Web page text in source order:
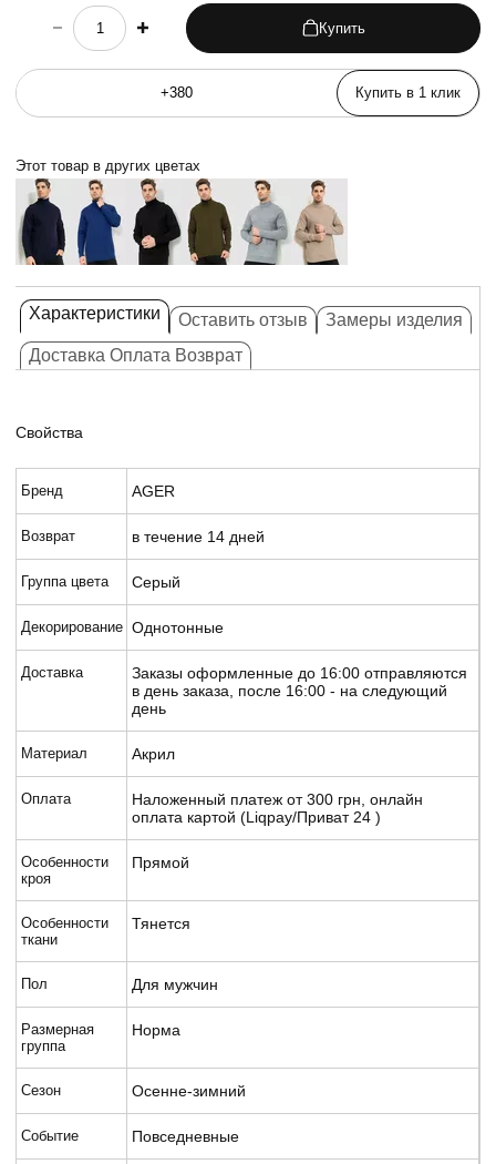
choose quantity Купить
Купить в 1 клик
Этот товар в других цветах
Характеристики Оставить отзыв
Замеры изделия
Доставка Оплата Возврат
Свойства
Бренд AGER
Возврат в течение 14 дней
Группа цвета Серый
Декорирование Однотонные
Доставка
Заказы оформленные до 16:00 отправляются
в день заказа, после 16:00 - на следующий
день
Материал Акрил
Оплата
Наложенный платеж от 300 грн, онлайн
оплата картой (Liqpay/Приват 24 )
Особенности
кроя
Прямой
Особенности
ткани
Тянется
Пол Для мужчин
Размерная
группа
Норма
Сезон Осенне-зимний
Событие Повседневные